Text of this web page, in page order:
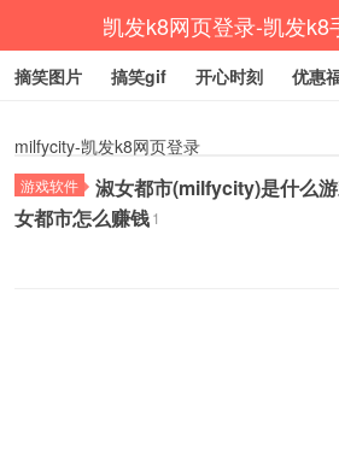
凯发k8网页登录-凯发k8
摘笑图片 搞笑gif 开心时刻 优惠
milfycity-凯发k8网页登录
游戏软件
淑女都市(milfycity)是什么
女都市怎么赚钱1